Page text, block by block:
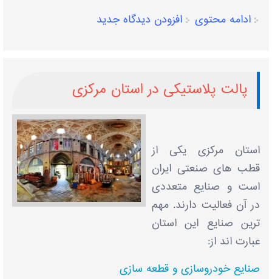
ادامه محتوی
افزودن دیدگاه جدید
پالت پلاستیکی در استان مرکزی
استان مرکزی یکی از
قطب‌ های صنعتی ایران
است و صنایع متعددی
در آن فعالیت دارند. مهم
‌ترین صنایع این استان
عبارت‌ اند از:
صنایع خودروسازی و قطعه‌ سازی